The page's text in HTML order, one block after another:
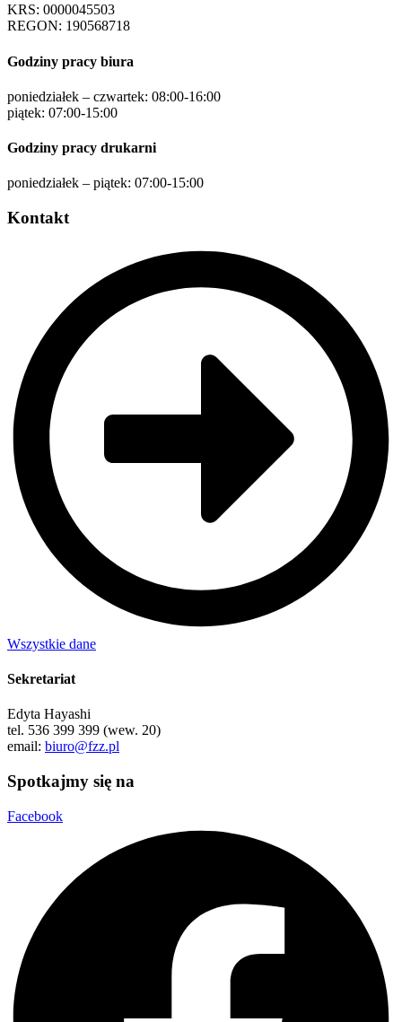
KRS: 0000045503
REGON: 190568718
Godziny pracy biura
poniedziałek – czwartek: 08:00-16:00
piątek: 07:00-15:00
Godziny pracy drukarni
poniedziałek – piątek: 07:00-15:00
Kontakt
Wszystkie dane
Sekretariat
Edyta Hayashi
tel. 536 399 399 (wew. 20)
email: biuro@fzz.pl
Spotkajmy się na
Facebook